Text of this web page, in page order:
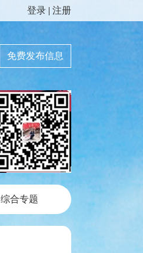
登录 | 注册
免费发布信息
综合专题